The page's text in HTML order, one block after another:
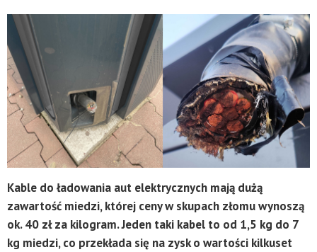
Kable do ładowania aut elektrycznych mają dużą
zawartość miedzi, której ceny w skupach złomu wynoszą
ok. 40 zł za kilogram. Jeden taki kabel to od 1,5 kg do 7
kg miedzi, co przekłada się na zysk o wartości kilkuset